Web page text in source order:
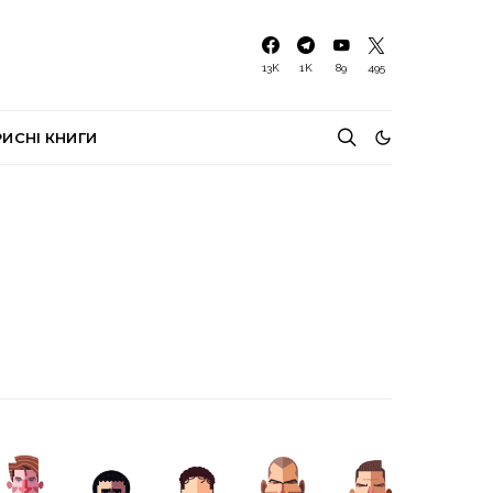
13K 1K 89 495
КНИГИ